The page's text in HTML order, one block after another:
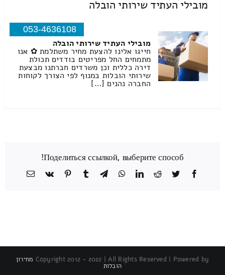
מובילי העתיד שירותי הובלה
053-4636108
מובילי העתיד שירותי הובלה
חייגו אלינו להצעת מחיר משתלמת ✿ אנו
מתמחים החל מפריטים בודדים תכולת
דירה כללית וכן משרדים חברתנו מבצעת
שירותי הובלות במנוף לפי הצורך לקוחות
החברה נהנים […]
Поделиться ссылкой, выберите способ!
Facebook
Twitter
Reddit
LinkedIn
WhatsApp
Telegram
Tumblr
Pinterest
Vk
כתובת
Copyright 2012 - 2022 | All Rights Reserved | Powered by מחירון
הובלות